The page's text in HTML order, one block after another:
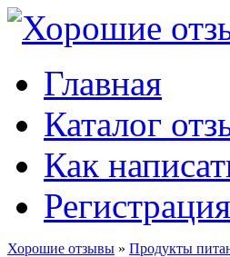
Главная
Каталог
Как
Регистрация
Хорошие отзывы » Продукты